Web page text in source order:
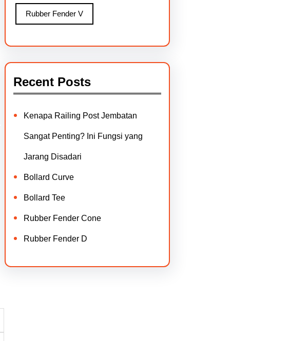
Rubber Fender V
Recent Posts
Kenapa Railing Post Jembatan
Sangat Penting? Ini Fungsi yang
Jarang Disadari
Bollard Curve
Bollard Tee
Rubber Fender Cone
Rubber Fender D